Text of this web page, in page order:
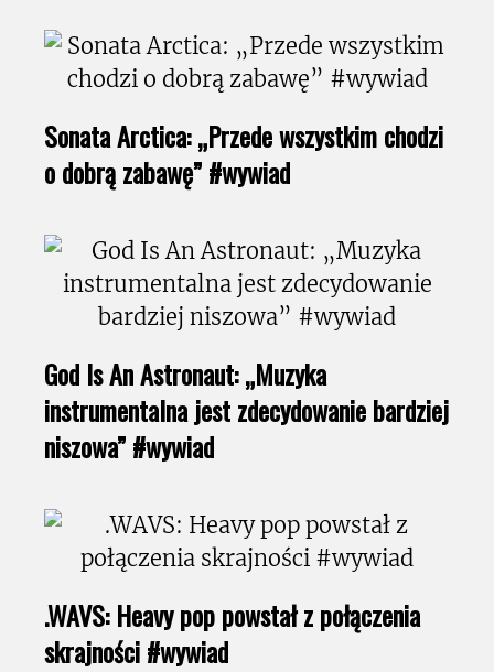
Sonata Arctica: „Przede wszystkim chodzi
o dobrą zabawę” #wywiad
God Is An Astronaut: „Muzyka
instrumentalna jest zdecydowanie bardziej
niszowa” #wywiad
.WAVS: Heavy pop powstał z połączenia
skrajności #wywiad